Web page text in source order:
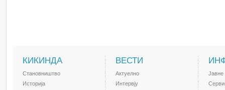
КИКИНДА
Становништво
Историја
ВЕСТИ
Актуелно
Интервју
Јавне